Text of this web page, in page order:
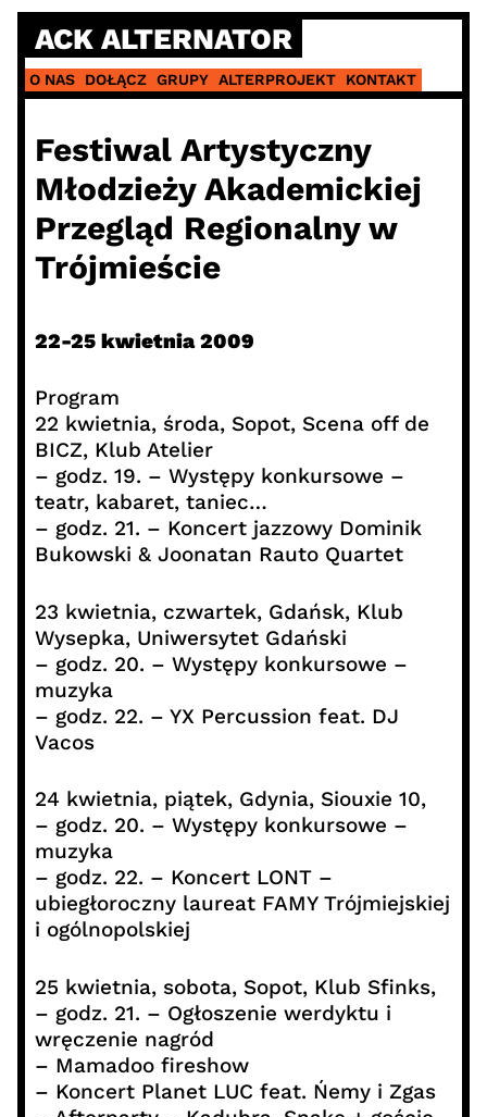
Skip
content
ACK ALTERNATOR
O NAS DOŁĄCZ GRUPY ALTERPROJEKT KONTAKT
Festiwal Artystyczny
Młodzieży Akademickiej
Przegląd Regionalny w
Trójmieście
22-25 kwietnia 2009
Program
22 kwietnia, środa, Sopot, Scena off de
BICZ, Klub Atelier
– godz. 19. – Występy konkursowe –
teatr, kabaret, taniec…
– godz. 21. – Koncert jazzowy Dominik
Bukowski & Joonatan Rauto Quartet
23 kwietnia, czwartek, Gdańsk, Klub
Wysepka, Uniwersytet Gdański
– godz. 20. – Występy konkursowe –
muzyka
– godz. 22. – YX Percussion feat. DJ
Vacos
24 kwietnia, piątek, Gdynia, Siouxie 10,
– godz. 20. – Występy konkursowe –
muzyka
– godz. 22. – Koncert LONT –
ubiegłoroczny laureat FAMY Trójmiejskiej
i ogólnopolskiej
25 kwietnia, sobota, Sopot, Klub Sfinks,
– godz. 21. – Ogłoszenie werdyktu i
wręczenie nagród
– Mamadoo fireshow
– Koncert Planet LUC feat. Ńemy i Zgas